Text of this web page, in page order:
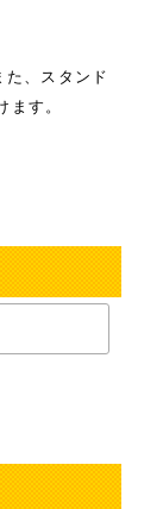
、スタンド
ます。